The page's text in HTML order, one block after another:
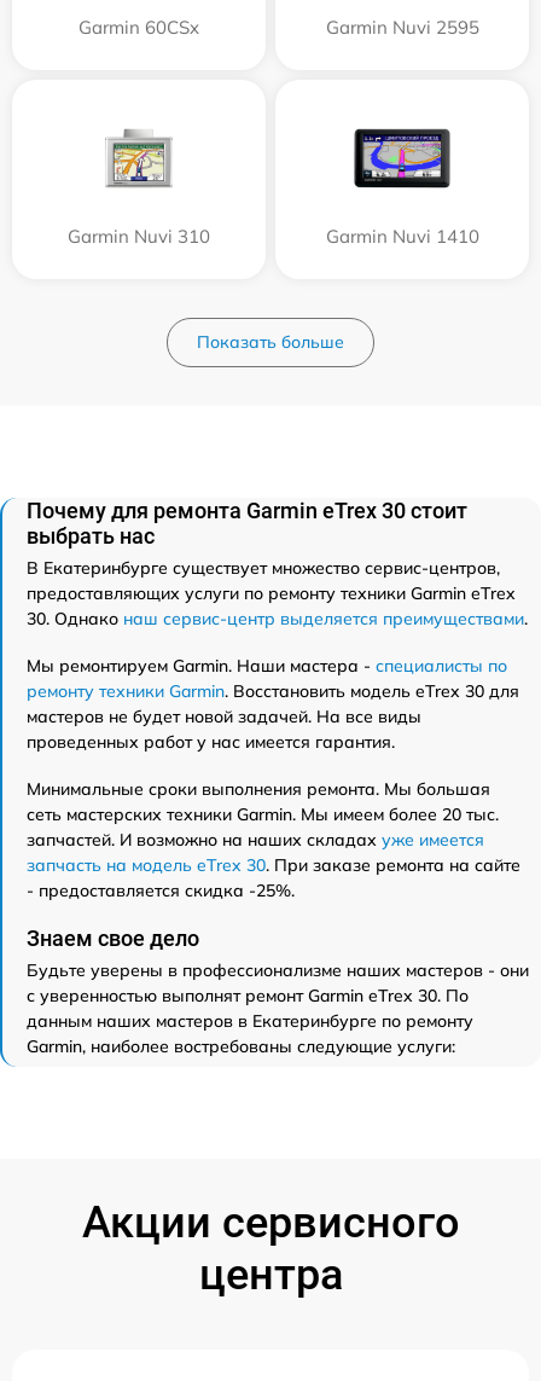
Garmin 60CSx Garmin Nuvi 2595
Garmin Nuvi 310 Garmin Nuvi 1410
Показать больше
Почему для ремонта Garmin eTrex 30 стоит
выбрать нас
В Екатеринбурге существует множество сервис-центров,
предоставляющих услуги по ремонту техники Garmin eTrex
30. Однако наш сервис-центр выделяется преимуществами.
Мы ремонтируем Garmin. Наши мастера - специалисты по
ремонту техники Garmin. Восстановить модель eTrex 30 для
мастеров не будет новой задачей. На все виды
проведенных работ у нас имеется гарантия.
Минимальные сроки выполнения ремонта. Мы большая
сеть мастерских техники Garmin. Мы имеем более 20 тыс.
запчастей. И возможно на наших складах уже имеется
запчасть на модель eTrex 30. При заказе ремонта на сайте
- предоставляется скидка -25%.
Знаем свое дело
Будьте уверены в профессионализме наших мастеров - они
с уверенностью выполнят ремонт Garmin eTrex 30. По
данным наших мастеров в Екатеринбурге по ремонту
Garmin, наиболее востребованы следующие услуги:
Акции сервисного
центра